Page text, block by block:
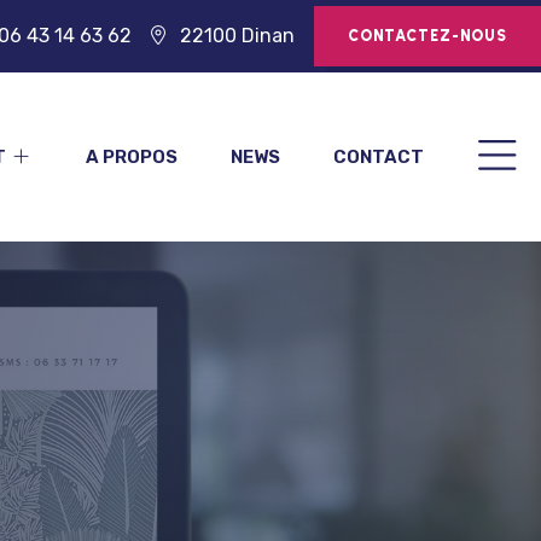
43 14 63 62 22100 Dinan CONTACTEZ-NOUS
A PROPOS NEWS CONTACT